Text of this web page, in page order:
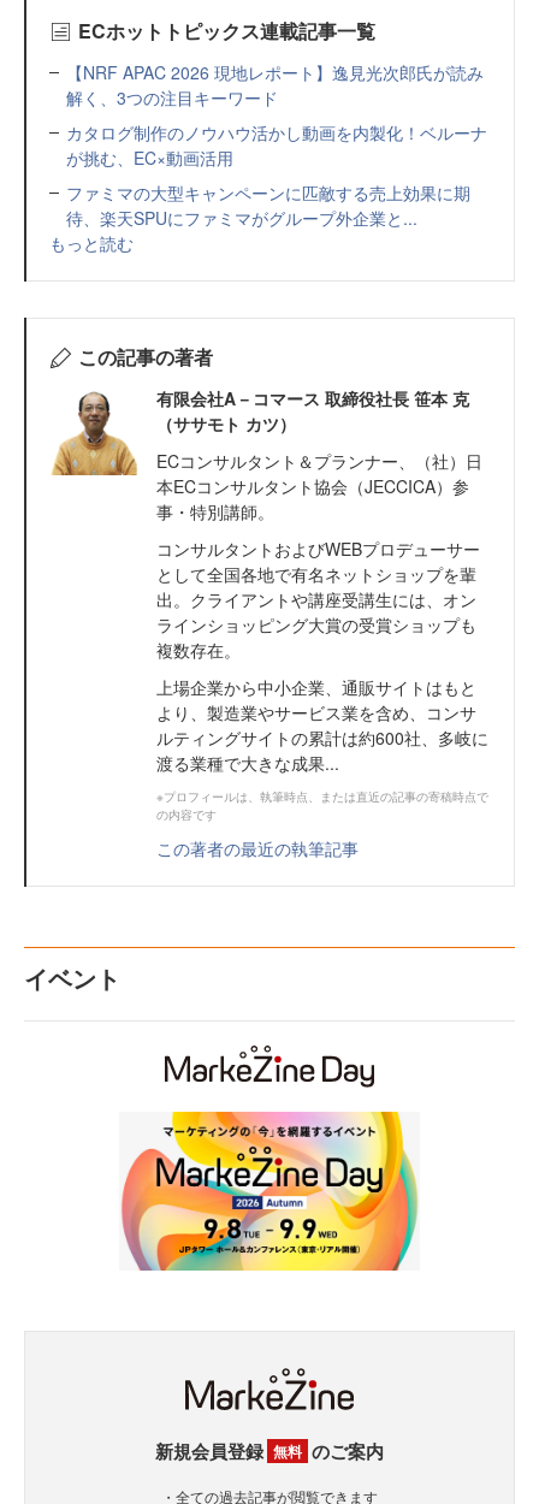
ECホットトピックス連載記事一覧
【NRF APAC 2026 現地レポート】逸見光次郎氏が読み
解く、3つの注目キーワード
カタログ制作のノウハウ活かし動画を内製化！ベルーナ
が挑む、EC×動画活用
ファミマの大型キャンペーンに匹敵する売上効果に期
待、楽天SPUにファミマがグループ外企業と...
もっと読む
この記事の著者
有限会社A－コマース 取締役社長 笹本 克
（ササモト カツ）
ECコンサルタント＆プランナー、（社）日
本ECコンサルタント協会（JECCICA）参
事・特別講師。
コンサルタントおよびWEBプロデューサー
として全国各地で有名ネットショップを輩
出。クライアントや講座受講生には、オン
ラインショッピング大賞の受賞ショップも
複数存在。
上場企業から中小企業、通販サイトはもと
より、製造業やサービス業を含め、コンサ
ルティングサイトの累計は約600社、多岐に
渡る業種で大きな成果...
※プロフィールは、執筆時点、または直近の記事の寄稿時点で
の内容です
この著者の最近の執筆記事
イベント
新規会員登録 無料 のご案内
・全ての過去記事が閲覧できます